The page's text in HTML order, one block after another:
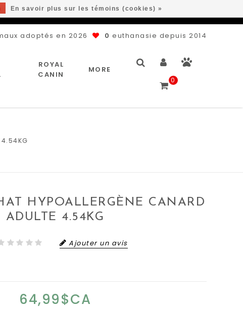
adoptés en 2026 0 euthanasie depuis 2014
ROYAL
CANIN
MORE
0
4.54KG
HYPOALLERGÈNE CANARD
ADULTE 4.54KG
Ajouter un avis
64,99$CA
En savoir plus sur les témoins (cookies) »